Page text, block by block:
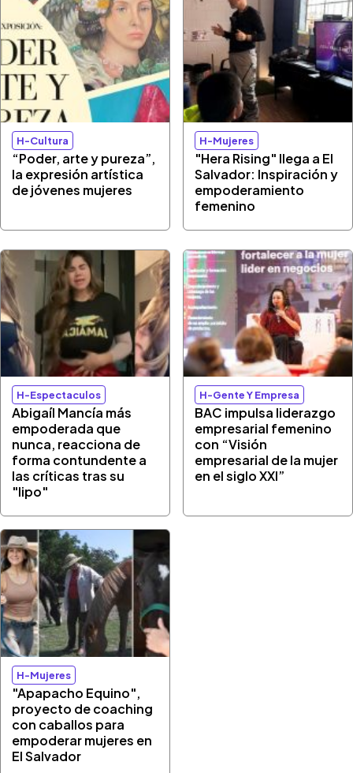
H-Cultura
“Poder, arte y pureza”,
la expresión artística
de jóvenes mujeres
H-Mujeres
"Hera Rising" llega a El
Salvador: Inspiración y
empoderamiento
femenino
H-Espectaculos
Abigaíl Mancía más
empoderada que
nunca, reacciona de
forma contundente a
las críticas tras su
"lipo"
H-Gente Y Empresa
BAC impulsa liderazgo
empresarial femenino
con “Visión
empresarial de la mujer
en el siglo XXI”
H-Mujeres
"Apapacho Equino",
proyecto de coaching
con caballos para
empoderar mujeres en
El Salvador